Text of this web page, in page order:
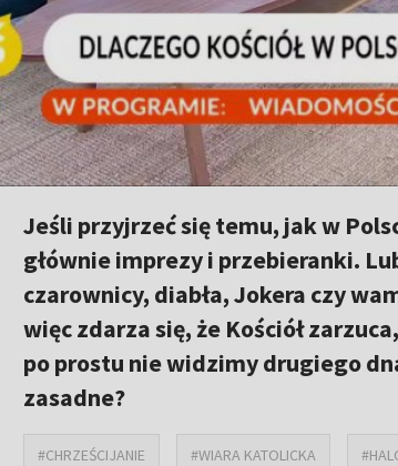
Jeśli przyjrzeć się temu, jak w
głównie imprezy i przebieranki.
czarownicy, diabła, Jokera czy
więc zdarza się, że Kościół
po prostu nie widzimy drugiego
zasadne?
#CHRZEŚCIJANIE #WIARA KATOLICKA